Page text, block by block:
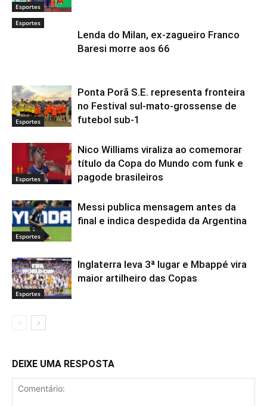
Esportes
Esportes
Lenda do Milan, ex-zagueiro Franco
Baresi morre aos 66
Esportes
Ponta Porã S.E. representa fronteira
no Festival sul-mato-grossense de
futebol sub-1
Esportes
Nico Williams viraliza ao comemorar
título da Copa do Mundo com funk e
pagode brasileiros
Esportes
Messi publica mensagem antes da
final e indica despedida da Argentina
Esportes
Inglaterra leva 3ª lugar e Mbappé vira
maior artilheiro das Copas
DEIXE UMA RESPOSTA